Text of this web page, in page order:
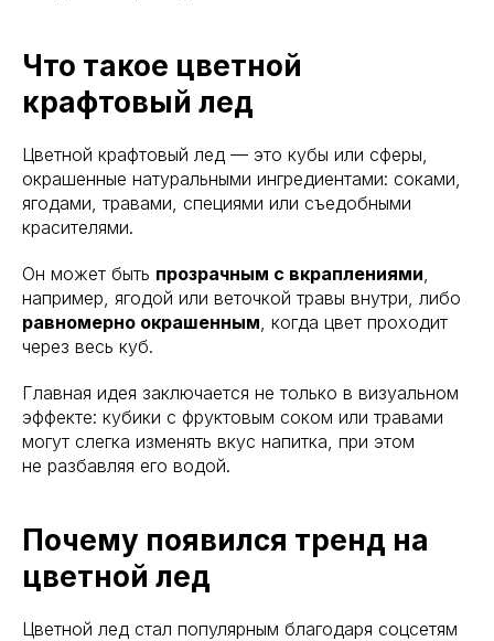
Что такое цветной
крафтовый лед
Цветной крафтовый лед — это кубы или сферы,
окрашенные натуральными ингредиентами: соками,
ягодами, травами, специями или съедобными
красителями.
Он может быть прозрачным с вкраплениями,
например, ягодой или веточкой травы внутри, либо
равномерно окрашенным, когда цвет проходит
через весь куб.
Главная идея заключается не только в визуальном
эффекте: кубики с фруктовым соком или травами
могут слегка изменять вкус напитка, при этом
не разбавляя его водой.
Почему появился тренд на
цветной лед
Цветной лед стал популярным благодаря соцсетям